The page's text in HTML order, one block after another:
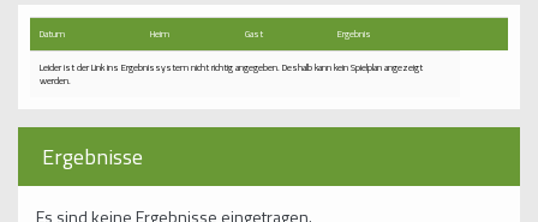
Partner-Infos
Sponsoren
Kontakt
Datum Heim Gast Ergebnis
Leider ist der Link ins Ergebnissystem nicht richtig angegeben. Deshalb kann kein Spielplan angezeigt
werden.
Ergebnisse
Es sind keine Ergebnisse eingetragen.